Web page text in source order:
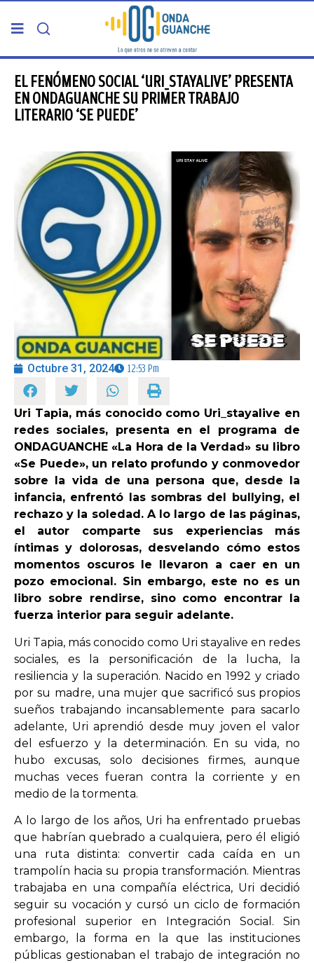
PORTADA
TELDE
GRAN CANARIA
CANARIAS
5ª COLUMNA
CARTAS DEL DIRECTOR
ENTREVISTAS
OPINIÓN
PROGRAMAS
EL FENÓMENO SOCIAL ‘URI_STAYALIVE’ PRESENTA
EN ONDAGUANCHE SU PRIMER TRABAJO
LITERARIO ‘SE PUEDE’
Octubre 31, 2024 12:53 Pm
Uri Tapia, más conocido como Uri_stayalive en
redes sociales, presenta en el programa de
ONDAGUANCHE «La Hora de la Verdad» su libro
«Se Puede», un relato profundo y conmovedor
sobre la vida de una persona que, desde la
infancia, enfrentó las sombras del bullying, el
rechazo y la soledad. A lo largo de las páginas,
el autor comparte sus experiencias más
íntimas y dolorosas, desvelando cómo estos
momentos oscuros le llevaron a caer en un
pozo emocional. Sin embargo, este no es un
libro sobre rendirse, sino como encontrar la
fuerza interior para seguir adelante.
Uri Tapia, más conocido como Uri stayalive en redes
sociales, es la personificación de la lucha, la
resiliencia y la superación. Nacido en 1992 y criado
por su madre, una mujer que sacrificó sus propios
sueños trabajando incansablemente para sacarlo
adelante, Uri aprendió desde muy joven el valor
del esfuerzo y la determinación. En su vida, no
hubo excusas, solo decisiones firmes, aunque
muchas veces fueran contra la corriente y en
medio de la tormenta.
A lo largo de los años, Uri ha enfrentado pruebas
que habrían quebrado a cualquiera, pero él eligió
una ruta distinta: convertir cada caída en un
trampolín hacia su propia transformación. Mientras
trabajaba en una compañía eléctrica, Uri decidió
seguir su vocación y cursó un ciclo de formación
profesional superior en Integración Social. Sin
embargo, la forma en la que las instituciones
públicas gestionaban el trabajo de integración no